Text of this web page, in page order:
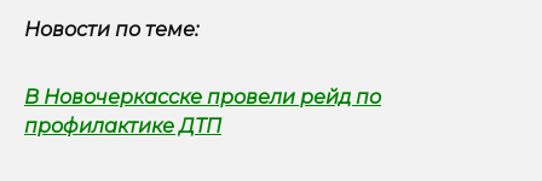
Новости по теме:
В Новочеркасске провели рейд по
профилактике ДТП